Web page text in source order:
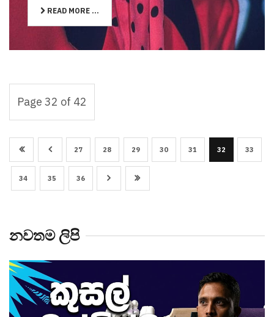
READ MORE ...
Page 32 of 42
27 28 29 30 31 32 33
34 35 36
නවතම ලිපි